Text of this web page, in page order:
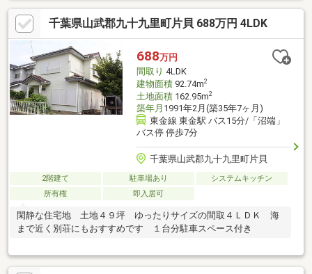
千葉県山武郡九十九里町片貝 688万円 4LDK
688万円
間取り 4LDK
建物面積92.74m2
土地面積162.95m2
築年月 1991年2月(築35年7ヶ月)
東金線 東金駅 バス15分/「沼端」
バス停 停歩7分
千葉県山武郡九十九里町片貝
2階建て 駐車場あり
システムキッチン
所有権
即入居可
閑静な住宅地 土地４９坪 ゆったりサイズの間取４ＬＤＫ 海
まで近く別荘にもおすすめです １台分駐車スペース付き